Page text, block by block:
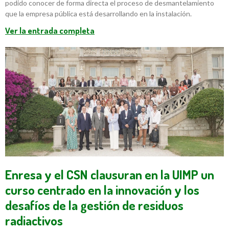
podido conocer de forma directa el proceso de desmantelamiento
que la empresa pública está desarrollando en la instalación.
Ver la entrada completa
Enresa y el CSN clausuran en la UIMP un
curso centrado en la innovación y los
desafíos de la gestión de residuos
radiactivos